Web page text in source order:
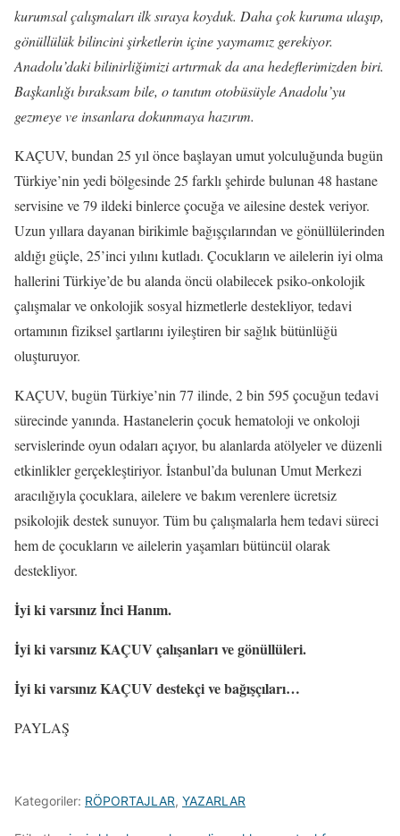
kurumsal çalışmaları ilk sıraya koyduk. Daha çok kuruma ulaşıp,
gönüllülük bilincini şirketlerin içine yaymamız gerekiyor.
Anadolu’daki bilinirliğimizi artırmak da ana hedeflerimizden biri.
Başkanlığı bıraksam bile, o tanıtım otobüsüyle Anadolu’yu
gezmeye ve insanlara dokunmaya hazırım.
KAÇUV, bundan 25 yıl önce başlayan umut yolculuğunda bugün
Türkiye’nin yedi bölgesinde 25 farklı şehirde bulunan 48 hastane
servisine ve 79 ildeki binlerce çocuğa ve ailesine destek veriyor.
Uzun yıllara dayanan birikimle bağışçılarından ve gönüllülerinden
aldığı güçle, 25’inci yılını kutladı. Çocukların ve ailelerin iyi olma
hallerini Türkiye’de bu alanda öncü olabilecek psiko-onkolojik
çalışmalar ve onkolojik sosyal hizmetlerle destekliyor, tedavi
ortamının fiziksel şartlarını iyileştiren bir sağlık bütünlüğü
oluşturuyor.
KAÇUV, bugün Türkiye’nin 77 ilinde, 2 bin 595 çocuğun tedavi
sürecinde yanında. Hastanelerin çocuk hematoloji ve onkoloji
servislerinde oyun odaları açıyor, bu alanlarda atölyeler ve düzenli
etkinlikler gerçekleştiriyor. İstanbul’da bulunan Umut Merkezi
aracılığıyla çocuklara, ailelere ve bakım verenlere ücretsiz
psikolojik destek sunuyor. Tüm bu çalışmalarla hem tedavi süreci
hem de çocukların ve ailelerin yaşamları bütüncül olarak
destekliyor.
İyi ki varsınız İnci Hanım.
İyi ki varsınız KAÇUV çalışanları ve gönüllüleri.
İyi ki varsınız KAÇUV destekçi ve bağışçıları…
PAYLAŞ
Kategoriler: RÖPORTAJLAR, YAZARLAR